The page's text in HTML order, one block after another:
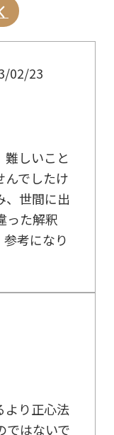
02/23
難しいこと
んでしたけ
、世間に出
った解釈
考になり
より正心法
ではないで